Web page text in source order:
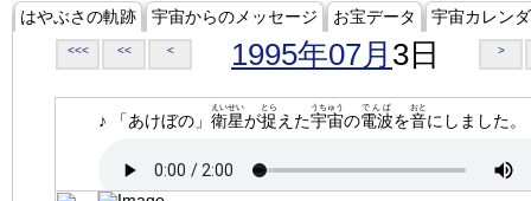
はやぶさの軌跡 宇宙からのメッセージ お宝データ 宇宙カレン
<<< << < 1995年07月 3日 >
♪ 「あけぼの」 衛星
えいせい
が捉
とら
えた宇宙
うちゅう
の電波
でんぱ
を音
おと
にしました。